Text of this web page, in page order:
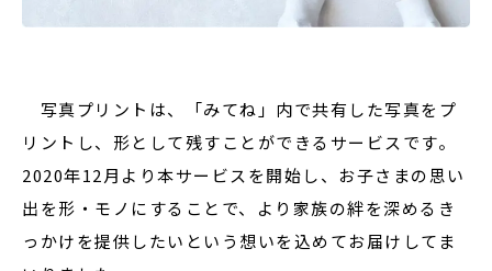
写真プリントは、「みてね」内で共有した写真をプ
リントし、形として残すことができるサービスです。
2020年12月より本サービスを開始し、お子さまの思い
出を形・モノにすることで、より家族の絆を深めるき
っかけを提供したいという想いを込めてお届けしてま